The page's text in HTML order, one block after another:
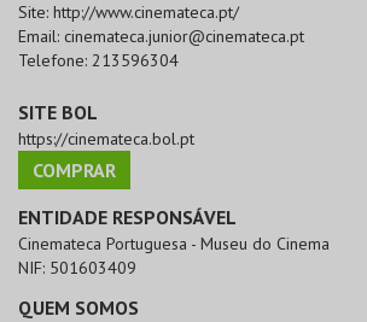
Site: http://www.cinemateca.pt/
Email: cinemateca.junior@cinemateca.pt
Telefone: 213596304
SITE BOL
https://cinemateca.bol.pt
COMPRAR
ENTIDADE RESPONSÁVEL
Cinemateca Portuguesa - Museu do Cinema
NIF: 501603409
QUEM SOMOS